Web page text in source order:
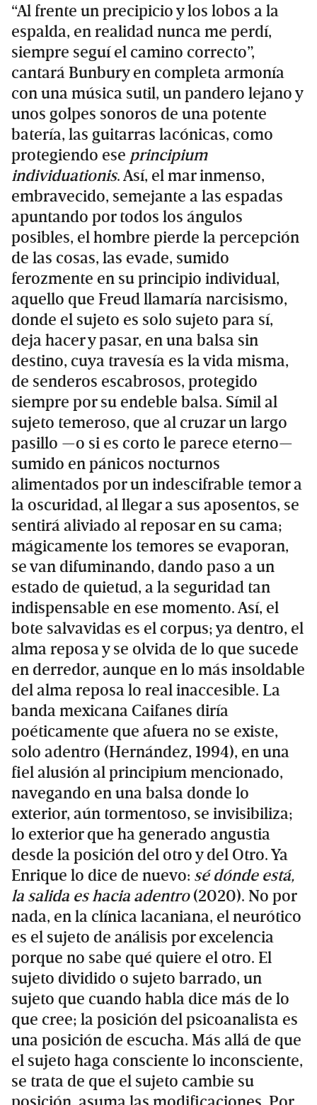
“Al frente un precipicio y los lobos a la
espalda, en realidad nunca me perdí,
siempre seguí el camino correcto”,
cantará Bunbury en completa armonía
con una música sutil, un pandero lejano y
unos golpes sonoros de una potente
batería, las guitarras lacónicas, como
protegiendo ese principium
individuationis. Así, el mar inmenso,
embravecido, semejante a las espadas
apuntando por todos los ángulos
posibles, el hombre pierde la percepción
de las cosas, las evade, sumido
ferozmente en su principio individual,
aquello que Freud llamaría narcisismo,
donde el sujeto es solo sujeto para sí,
deja hacer y pasar, en una balsa sin
destino, cuya travesía es la vida misma,
de senderos escabrosos, protegido
siempre por su endeble balsa. Símil al
sujeto temeroso, que al cruzar un largo
pasillo —o si es corto le parece eterno—
sumido en pánicos nocturnos
alimentados por un indescifrable temor a
la oscuridad, al llegar a sus aposentos, se
sentirá aliviado al reposar en su cama;
mágicamente los temores se evaporan,
se van difuminando, dando paso a un
estado de quietud, a la seguridad tan
indispensable en ese momento. Así, el
bote salvavidas es el corpus; ya dentro, el
alma reposa y se olvida de lo que sucede
en derredor, aunque en lo más insoldable
del alma reposa lo real inaccesible. La
banda mexicana Caifanes diría
poéticamente que afuera no se existe,
solo adentro (Hernández, 1994), en una
fiel alusión al principium mencionado,
navegando en una balsa donde lo
exterior, aún tormentoso, se invisibiliza;
lo exterior que ha generado angustia
desde la posición del otro y del Otro. Ya
Enrique lo dice de nuevo: sé dónde está,
la salida es hacia adentro(2020). No por
nada, en la clínica lacaniana, el neurótico
es el sujeto de análisis por excelencia
porque no sabe qué quiere el otro. El
sujeto dividido o sujeto barrado, un
sujeto que cuando habla dice más de lo
que cree; la posición del psicoanalista es
una posición de escucha. Más allá de que
el sujeto haga consciente lo inconsciente,
se trata de que el sujeto cambie su